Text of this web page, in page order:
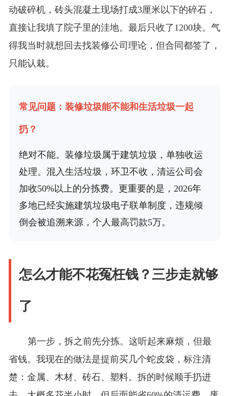
动破碎机，砖头混凝土现场打成3厘米以下的碎石，
直接让我填了院子里的洼地。最后只收了1200块。气
得我当时就想回去找装修公司理论，但合同都签了，
只能认栽。
常见问题：装修垃圾能不能和生活垃圾一起
扔？
绝对不能。装修垃圾属于建筑垃圾，单独收运
处理。混入生活垃圾，环卫不收，清运公司会
加收50%以上的分拣费。更重要的是，2026年
多地已经实施建筑垃圾电子联单制度，违规倾
倒会被追溯来源，个人最高罚款5万。
怎么才能不花冤枉钱？三步走就够
了
第一步，拆之前先分拣。这听起来麻烦，但最
省钱。我现在的做法是提前买几个蛇皮袋，标注清
楚：金属、木材、砖石、塑料。拆的时候顺手扔进